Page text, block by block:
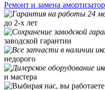
Ремонт и замена
до 2-х лет
заводской гарантии
недорого
и мастера